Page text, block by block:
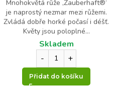
m
é
Odeslat
Mnohokvětá růže ‚Zauberhaft®‘
je naprostý nezmar mezi růžemi.
Zvládá dobře horké počasí i déšť.
Květy jsou poloplné...
Skladem
Přidat do košíku